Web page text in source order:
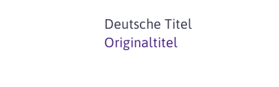
Deutsche Titel
Originaltitel